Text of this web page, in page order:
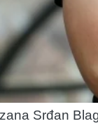
Srđan